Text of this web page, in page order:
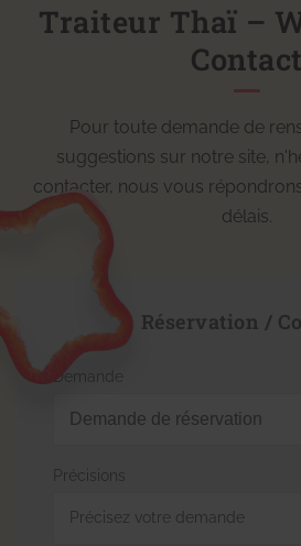
Traiteur Thaï –
Contact
Pour toute demande de
suggestions sur notre site,
contacter, nous vous
délais.
Réservation /
Demande
Précisions